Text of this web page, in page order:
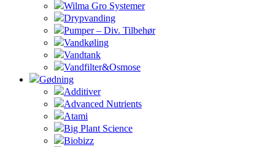
Wilma Gro Systemer
Drypvanding
Pumper – Div. Tilbehør
Vandkøling
Vandtank
Vandfilter&Osmose
Gødning
Additiver
Advanced Nutrients
Atami
Big Plant Science
Biobizz